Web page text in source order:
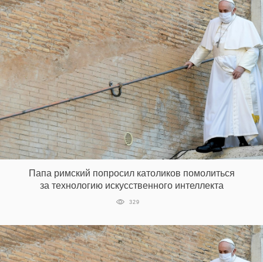
Папа римский попросил католиков помолиться
за технологию искусственного интеллекта
329